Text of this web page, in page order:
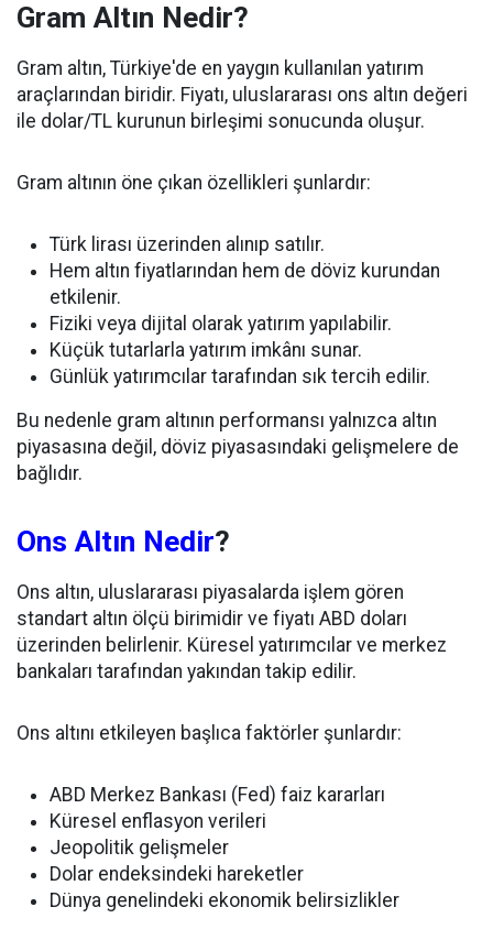
Gram Altın Nedir?
Gram altın, Türkiye'de en yaygın kullanılan yatırım
araçlarından biridir. Fiyatı, uluslararası ons altın değeri
ile dolar/TL kurunun birleşimi sonucunda oluşur.
Gram altının öne çıkan özellikleri şunlardır:
Türk lirası üzerinden alınıp satılır.
Hem altın fiyatlarından hem de döviz kurundan
etkilenir.
Fiziki veya dijital olarak yatırım yapılabilir.
Küçük tutarlarla yatırım imkânı sunar.
Günlük yatırımcılar tarafından sık tercih edilir.
Bu nedenle gram altının performansı yalnızca altın
piyasasına değil, döviz piyasasındaki gelişmelere de
bağlıdır.
Ons Altın Nedir?
Ons altın, uluslararası piyasalarda işlem gören
standart altın ölçü birimidir ve fiyatı ABD doları
üzerinden belirlenir. Küresel yatırımcılar ve merkez
bankaları tarafından yakından takip edilir.
Ons altını etkileyen başlıca faktörler şunlardır:
ABD Merkez Bankası (Fed) faiz kararları
Küresel enflasyon verileri
Jeopolitik gelişmeler
Dolar endeksindeki hareketler
Dünya genelindeki ekonomik belirsizlikler